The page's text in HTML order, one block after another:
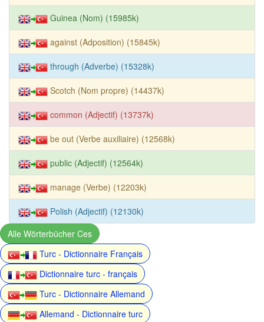
Guinea (Nom) (15985k)
against (Adposition) (15845k)
through (Adverbe) (15328k)
Scotch (Nom propre) (14437k)
common (Adjectif) (13737k)
be out (Verbe auxiliaire) (12568k)
public (Adjectif) (12564k)
manage (Verbe) (12203k)
Polish (Adjectif) (12130k)
Alle Wörterbücher Ces
Turc - Dictionnaire Français
Dictionnaire turc - français
Turc - Dictionnaire Allemand
Allemand - Dictionnaire turc